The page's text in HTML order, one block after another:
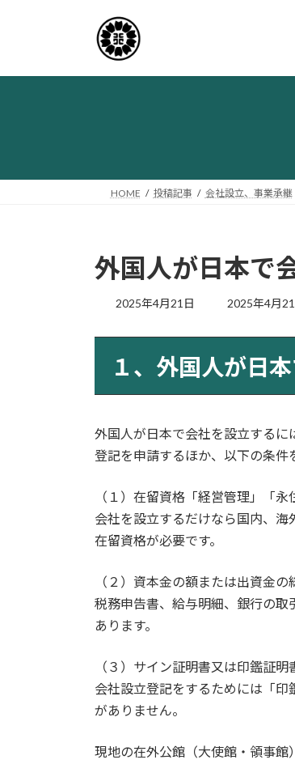
プ
動
HOME 投稿記事 会社設立、事業承継
外国人が日本で
2025年4月21日
最
日
時
:
2025年4月
１、外国人が日
外国人が日本で会社を設立する
登記を申請するほか、以下の条件
（１）在留資格「経営管理」「
会社を設立するだけなら国内、
在留資格が必要です。
（２）資本金の額または出資金
税務申告書、給与明細、銀行の
あります。
（３）サイン証明書又は印鑑証明
会社設立登記をするためには「
がありません。
現地の在外公館（大使館・領事